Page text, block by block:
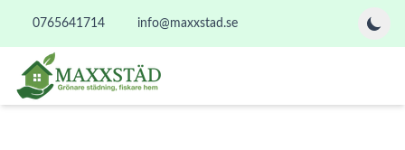
0765641714 info@maxxstad.se